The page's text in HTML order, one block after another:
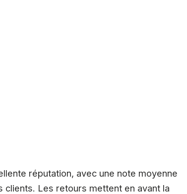
réputation, avec une note moyenne
clients. Les retours mettent en avant la